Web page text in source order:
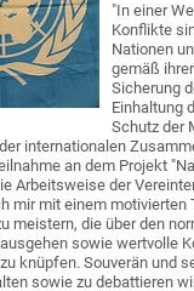
"In einer
Konflikte
Nationen
gemäß
Sicherung
Einhaltung
Schutz der
internationalen
an dem Projekt
Arbeitsweise der
mir mit einem motivierten
meistern, die über den
sowie wertvolle
knüpfen. Souverän und
sowie zu debattieren